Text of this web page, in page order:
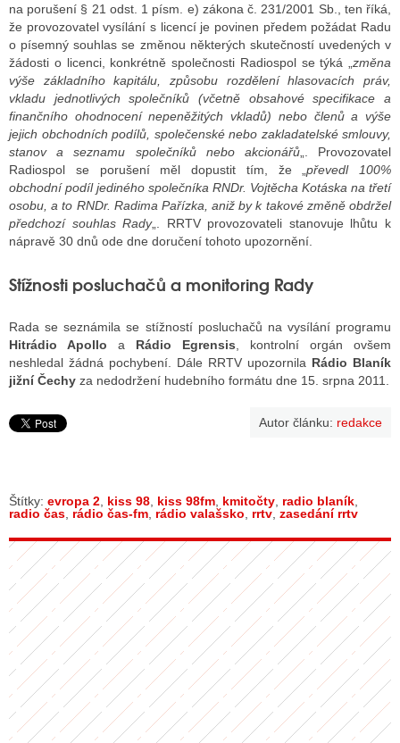
na porušení § 21 odst. 1 písm. e) zákona č. 231/2001 Sb., ten říká,
že provozovatel vysílání s licencí je povinen předem požádat Radu
o písemný souhlas se změnou některých skutečností uvedených v
žádosti o licenci, konkrétně společnosti Radiospol se týká „změna
výše základního kapitálu, způsobu rozdělení hlasovacích práv,
vkladu jednotlivých společníků (včetně obsahové specifikace a
finančního ohodnocení nepeněžitých vkladů) nebo členů a výše
jejich obchodních podílů, společenské nebo zakladatelské smlouvy,
stanov a seznamu společníků nebo akcionářů„. Provozovatel
Radiospol se porušení měl dopustit tím, že „převedl 100%
obchodní podíl jediného společníka RNDr. Vojtěcha Kotáska na třetí
osobu, a to RNDr. Radima Pařízka, aniž by k takové změně obdržel
předchozí souhlas Rady„. RRTV provozovateli stanovuje lhůtu k
nápravě 30 dnů ode dne doručení tohoto upozornění.
Stížnosti posluchačů a monitoring Rady
Rada se seznámila se stížností posluchačů na vysílání programu
Hitrádio Apollo a Rádio Egrensis, kontrolní orgán ovšem
neshledal žádná pochybení. Dále RRTV upozornila Rádio Blaník
jižní Čechy za nedodržení hudebního formátu dne 15. srpna 2011.
Autor článku: redakce
Štítky: evropa 2, kiss 98, kiss 98fm, kmitočty, radio blaník,
radio čas, rádio čas-fm, rádio valašsko, rrtv, zasedání rrtv